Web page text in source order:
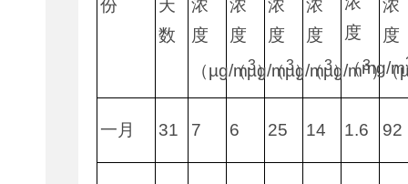
份
天
数
浓
度
（µg/m3）
浓
度
（µg/m3）
浓
度
（µg/m3）
浓
度
（µg/m3）
度
（mg/m
浓
度
（
一月 31 7 6 25 14 1.6 92